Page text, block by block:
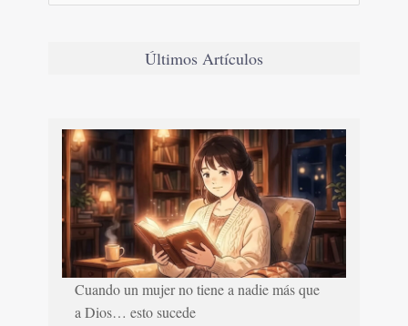
Últimos Artículos
Cuando un mujer no tiene a nadie más que
a Dios… esto sucede